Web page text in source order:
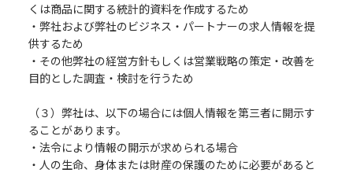
くは商品に関する統計的資料を作成するため
・弊社および弊社のビジネス・パートナーの求人情報を提
供するため
・その他弊社の経営方針もしくは営業戦略の策定・改善を
目的とした調査・検討を行うため
（３）弊社は、以下の場合には個人情報を第三者に開示す
ることがあります。
・法令により情報の開示が求められる場合
・人の生命、身体または財産の保護のために必要があると